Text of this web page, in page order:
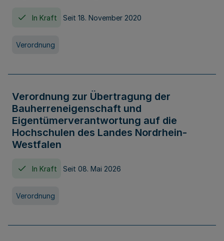
In Kraft Seit 18. November 2020
Verordnung
Verordnung zur Übertragung der
Bauherreneigenschaft und
Eigentümerverantwortung auf die
Hochschulen des Landes Nordrhein-
Westfalen
In Kraft Seit 08. Mai 2026
Verordnung